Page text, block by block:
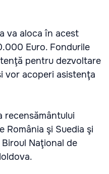
va aloca în acest
Euro. Fondurile
pentru dezvoltare
vor acoperi asistenţa
recensământului
şi Suedia şi
Naţional de